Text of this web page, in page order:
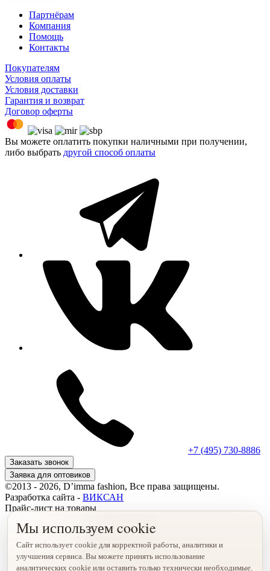
Партнёрам
Компания
Помощь
Контакты
Покупателям
Условия оплаты
Условия доставки
Гарантия и возврат
Договор оферты
Вы можете оплатить покупки наличными при получении,
либо выбрать другой способ оплаты
+7 (495) 730-8886
Заказать звонок
Заявка для оптовиков
©2013 - 2026, D’imma fashion, Все права защищены.
Разработка сайта - ВИКСАН
Прайс-лист на товары
Мы используем cookie
Сайт использует cookie для корректной работы, аналитики и
улучшения сервиса. Вы можете принять использование
аналитических cookie или оставить только технически необходимые.